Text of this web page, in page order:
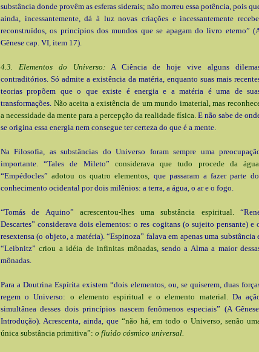
substância donde provêm as esferas siderais; não morreu essa potência, pois
ainda, incessantemente, dá à luz novas criações e incessantemente
reconstruídos, os princípios dos mundos que se apagam do livro eterno”
Gênese cap. VI, item 17).
4.3. Elementos do Universo:A Ciência de hoje vive alguns
contraditórios. Só admite a existência da matéria, enquanto suas mais
teorias propõem que o que existe é energia e a matéria é uma de
transformações. Não aceita a existência de um mundo imaterial, mas
a necessidade da mente para a percepção da realidade física. E não sabe de
se origina essa energia nem consegue ter certeza do que é a mente.
Na Filosofia, as substâncias do Universo foram sempre uma
importante. “Tales de Mileto” considerava que tudo procede da
“Empédocles”adotou os quatro elementos, que passaram a fazer parte do
conhecimento ocidental por dois milênios: a terra, a água, o ar e o fogo.
“Tomás de Aquino” acrescentou-lhes uma substância espiritual.
Descartes” considerava dois elementos: o res cogitans (o sujeito pensante) e
resextensa (o objeto, a matéria). “Espinoza” falava em apenas uma substância
“Leibnitz”criou a idéia de infinitas mônadas, sendo a Alma a maior
mônadas.
Para a Doutrina Espírita existem “dois elementos, ou, se quiserem, duas
regem o Universo: o elemento espiritual e o elemento material.Da
simultânea desses dois princípios nascem fenômenos especiais” (A
Introdução). Acrescenta, ainda, que “não há, em todo o Universo, senão
única substância primitiva”: o fluido cósmico universal.